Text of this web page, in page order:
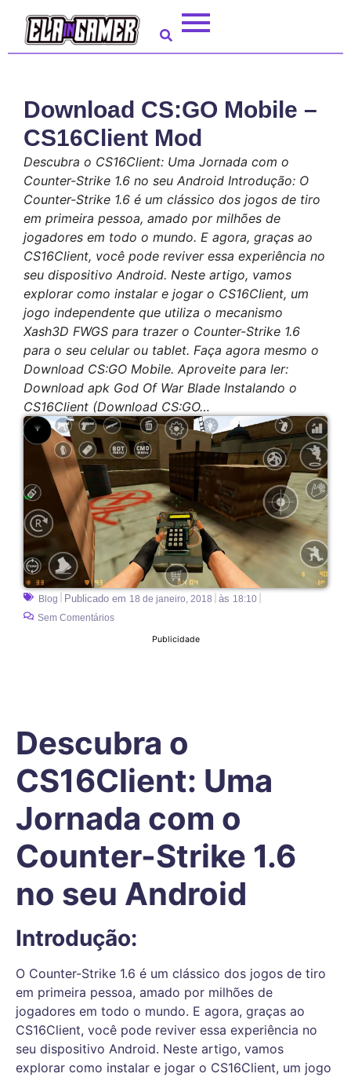
Download CS:GO Mobile –
CS16Client Mod
Descubra o CS16Client: Uma Jornada com o
Counter-Strike 1.6 no seu Android Introdução: O
Counter-Strike 1.6 é um clássico dos jogos de tiro
em primeira pessoa, amado por milhões de
jogadores em todo o mundo. E agora, graças ao
CS16Client, você pode reviver essa experiência no
seu dispositivo Android. Neste artigo, vamos
explorar como instalar e jogar o CS16Client, um
jogo independente que utiliza o mecanismo
Xash3D FWGS para trazer o Counter-Strike 1.6
para o seu celular ou tablet. Faça agora mesmo o
Download CS:GO Mobile. Aproveite para ler:
Download apk God Of War Blade Instalando o
CS16Client (Download CS:GO…
Blog Publicado em 18 de janeiro, 2018 às 18:10
Sem Comentários
Publicidade
Descubra o
CS16Client: Uma
Jornada com o
Counter-Strike 1.6
no seu Android
Introdução:
O Counter-Strike 1.6 é um clássico dos jogos de tiro
em primeira pessoa, amado por milhões de
jogadores em todo o mundo. E agora, graças ao
CS16Client, você pode reviver essa experiência no
seu dispositivo Android. Neste artigo, vamos
explorar como instalar e jogar o CS16Client, um jogo